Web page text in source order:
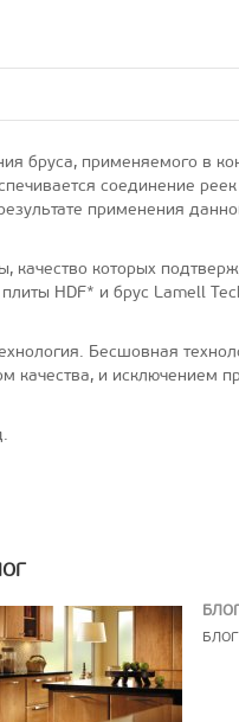
бруса, применяемого в
соединение
применения
которых
HDF* и брус Lamell
Бесшовная
качества, и исключением